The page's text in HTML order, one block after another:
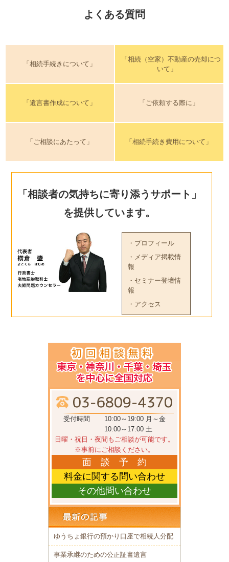
よくある質問
「相続手続きについて」
「相続（空家）不動産の売却につ
いて」
「遺言書作成について」 「ご依頼する際に」
「ご相談にあたって」 「相続手続き費用について」
「相談者の気持ちに寄り添うサポート」
を提供しています。
・プロフィール
・メディア掲載情
報
・セミナー登壇情
報
・アクセス
受付時間
10:00～19:00 月～金
10:00～17:00 土
日曜・祝日・夜間もご相談が可能です。
※事前にご相談ください。
面 談 予 約
料金に関する問い合わせ
その他問い合わせ
ゆうちょ銀行の預かり口座で相続人分配
事業承継のための公正証書遺言